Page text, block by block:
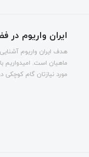
ایران واریوم در
هدف ایران واریوم
ماهیان است. امیدواریم
مورد نیازتان گام کوچکی